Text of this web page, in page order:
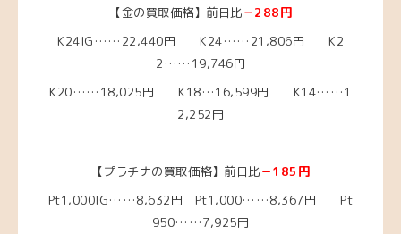
【金の買取価格】前日比－288円
K24IG……22,440円 K24……21,806円 K2
2……19,746円
K20……18,025円 K18…16,599円 K14……1
2,252円
【プラチナの買取価格】前日比－185円
Pt1,000IG……8,632円 Pt1,000……8,367円 Pt
950……7,925円